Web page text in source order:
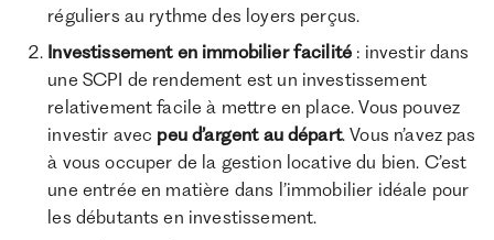
réguliers au rythme des loyers perçus.
Investissement en immobilier facilité : investir dans
une SCPI de rendement est un investissement
relativement facile à mettre en place. Vous pouvez
investir avec peu d’argent au départ. Vous n’avez pas
à vous occuper de la gestion locative du bien. C’est
une entrée en matière dans l’immobilier idéale pour
les débutants en investissement.